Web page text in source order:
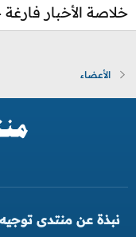
خلاصة الأخبار فارغة
الأعضاء
نبذة عن منتدى